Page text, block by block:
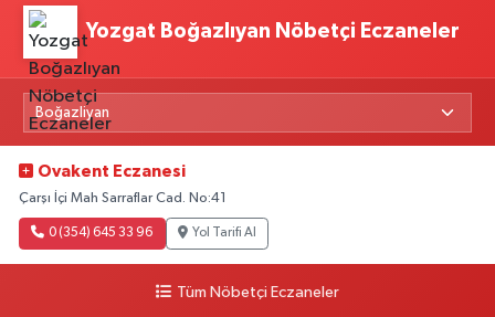
Yozgat Boğazlıyan Nöbetçi Eczaneler
Ovakent Eczanesi
Çarşı İçi Mah Sarraflar Cad. No:41
0 (354) 645 33 96 Yol Tarifi Al
Tüm Nöbetçi Eczaneler